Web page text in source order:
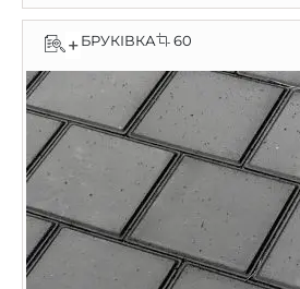
+ БРУКІВКА 60